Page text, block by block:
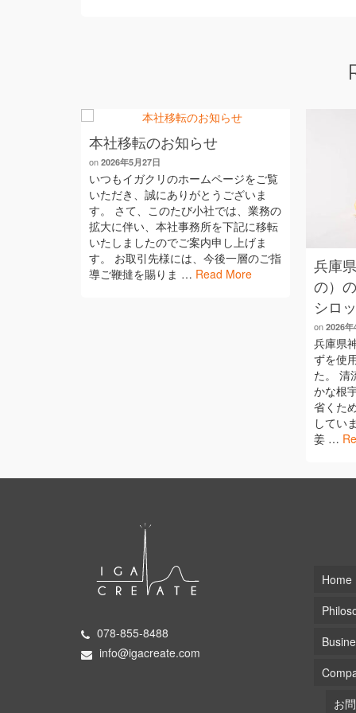
本社移転のお知らせ
on 2026年5月27日
いつもイガクリのホームページをご覧
いただき、誠にありがとうございま
す。 さて、このたび小社では、業務の
拡大に伴い、本社事務所を下記に移転
いたしましたのでご案内申し上げま
す。 お取引先様には、今後一層のご指
導ご鞭撻を賜りま … Read More
兵庫
の）
シロ
on2026
兵庫県
ずを使
た。 清
かな根
省くた
してい
姜 …
078-855-8488
info@igacreate.com
Home
お